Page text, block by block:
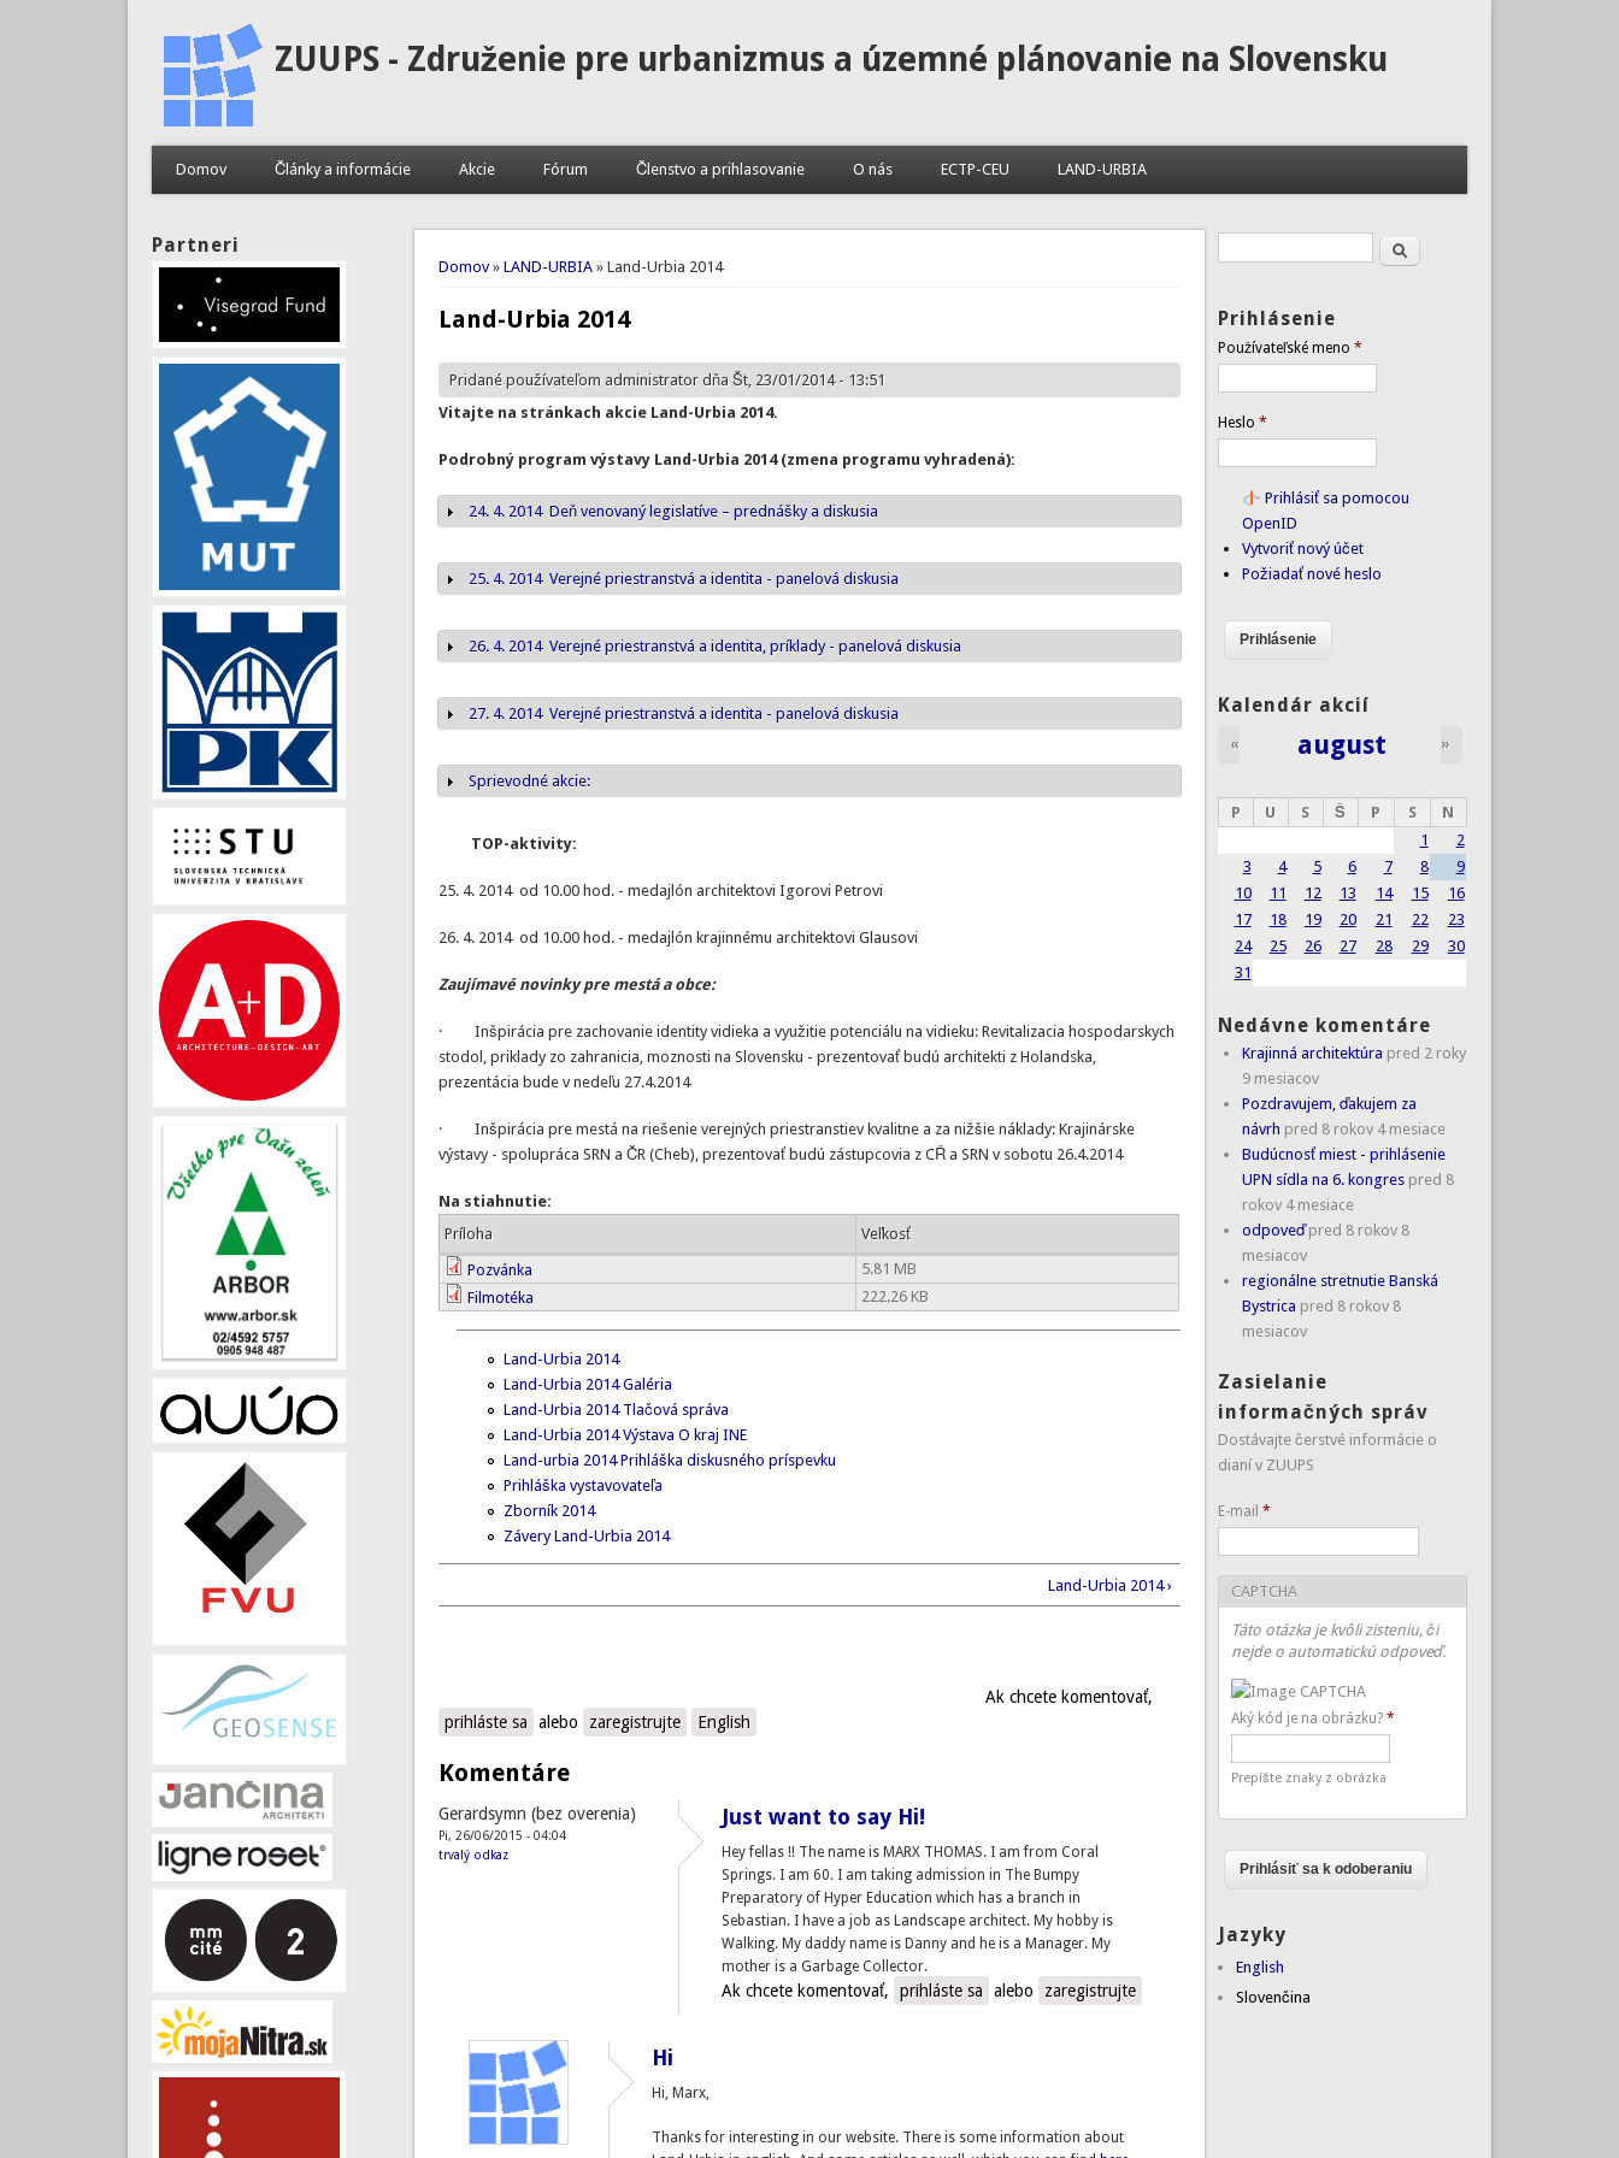
ZUUPS - Združenie pre urbanizmus a územné plánovanie na Slovensku
Domov Články a informácie Akcie Fórum Členstvo a prihlasovanie O nás ECTP-CEU LAND-URBIA
Nachádzate sa tu
Domov »LAND-URBIA » Land-Urbia 2014
Land-Urbia 2014
Pridané používateľom administrator dňa Št, 23/01/2014 - 13:51
Vitajte na stránkach akcie Land-Urbia 2014.
Podrobný program výstavy Land-Urbia 2014 (zmena programu vyhradená):
Zobraziť
24. 4. 2014 Deň venovaný legislatíve – prednášky a diskusia
Zobraziť
25. 4. 2014 Verejné priestranstvá a identita - panelová diskusia
Zobraziť
26. 4. 2014 Verejné priestranstvá a identita, príklady - panelová diskusia
Zobraziť
27. 4. 2014 Verejné priestranstvá a identita - panelová diskusia
Zobraziť
Sprievodné akcie:
TOP-aktivity:
25. 4. 2014 od 10.00 hod. - medajlón architektovi Igorovi Petrovi
26. 4. 2014 od 10.00 hod. - medajlón krajinnému architektovi Glausovi
Zaujímavé novinky pre mestá a obce:
· Inšpirácia pre zachovanie identity vidieka a využitie potenciálu na vidieku: Revitalizacia hospodarskych
stodol, priklady zo zahranicia, moznosti na Slovensku - prezentovať budú architekti z Holandska,
prezentácia bude v nedeľu 27.4.2014
· Inšpirácia pre mestá na riešenie verejných priestranstiev kvalitne a za nižšie náklady: Krajinárske
výstavy - spolupráca SRN a ČR (Cheb), prezentovať budú zástupcovia z CŘ a SRN v sobotu 26.4.2014
Na stiahnutie:
Príloha
Veľkosť
Pozvánka
5.81 MB
Filmotéka
222.26 KB
Land-Urbia 2014
Land-Urbia 2014 Galéria
Land-Urbia 2014 Tlačová správa
Land-Urbia 2014 Výstava O kraj INE
Land-urbia 2014 Prihláška diskusného príspevku
Prihláška vystavovateľa
Zborník 2014
Závery Land-Urbia 2014
Land-Urbia 2014 ›
Ak chcete komentovať,
prihláste sa
alebo zaregistrujte English
Komentáre
Gerardsymn (bez overenia)
Pi, 26/06/2015 - 04:04
trvalý odkaz
Just want to say Hi!
Hey fellas !! The name is MARX THOMAS. I am from Coral
Springs. I am 60. I am taking admission in The Bumpy
Preparatory of Hyper Education which has a branch in
Sebastian. I have a job as Landscape architect. My hobby is
Walking. My daddy name is Danny and he is a Manager. My
mother is a Garbage Collector.
Ak chcete komentovať, prihláste sa alebo zaregistrujte
Hi
Hi, Marx,
Thanks for interesting in our website. There is some information about
Partneri Vyhľadávanie
Hľadať
Prihlásenie
Používateľské meno *
Heslo *
Prihlásiť sa pomocou
OpenID
Vytvoriť nový účet
Požiadať nové heslo
Kalendár akcií
august
« »
P U S Š P S
N
1
2
3
4 5 6 7 8
9
10
11 12 13 14 15
16
17
18 19 20 21 22
23
24
25 26 27 28 29
30
31
Nedávne komentáre
Krajinná architektúra pred 2 roky
9 mesiacov
Pozdravujem, ďakujem za
návrh pred 8 rokov 4 mesiace
Budúcnosť miest - prihlásenie
UPN sídla na 6. kongres pred 8
rokov 4 mesiace
odpoveď pred 8 rokov 8
mesiacov
regionálne stretnutie Banská
Bystrica pred 8 rokov 8
mesiacov
Zasielanie
informačných správ
Dostávajte čerstvé informácie o
dianí v ZUUPS
E-mail *
CAPTCHA
Táto otázka je kvôli zisteniu, či
nejde o automatickú odpoveď.
Aký kód je na obrázku? *
Prepíšte znaky z obrázka
Jazyky
English
Slovenčina